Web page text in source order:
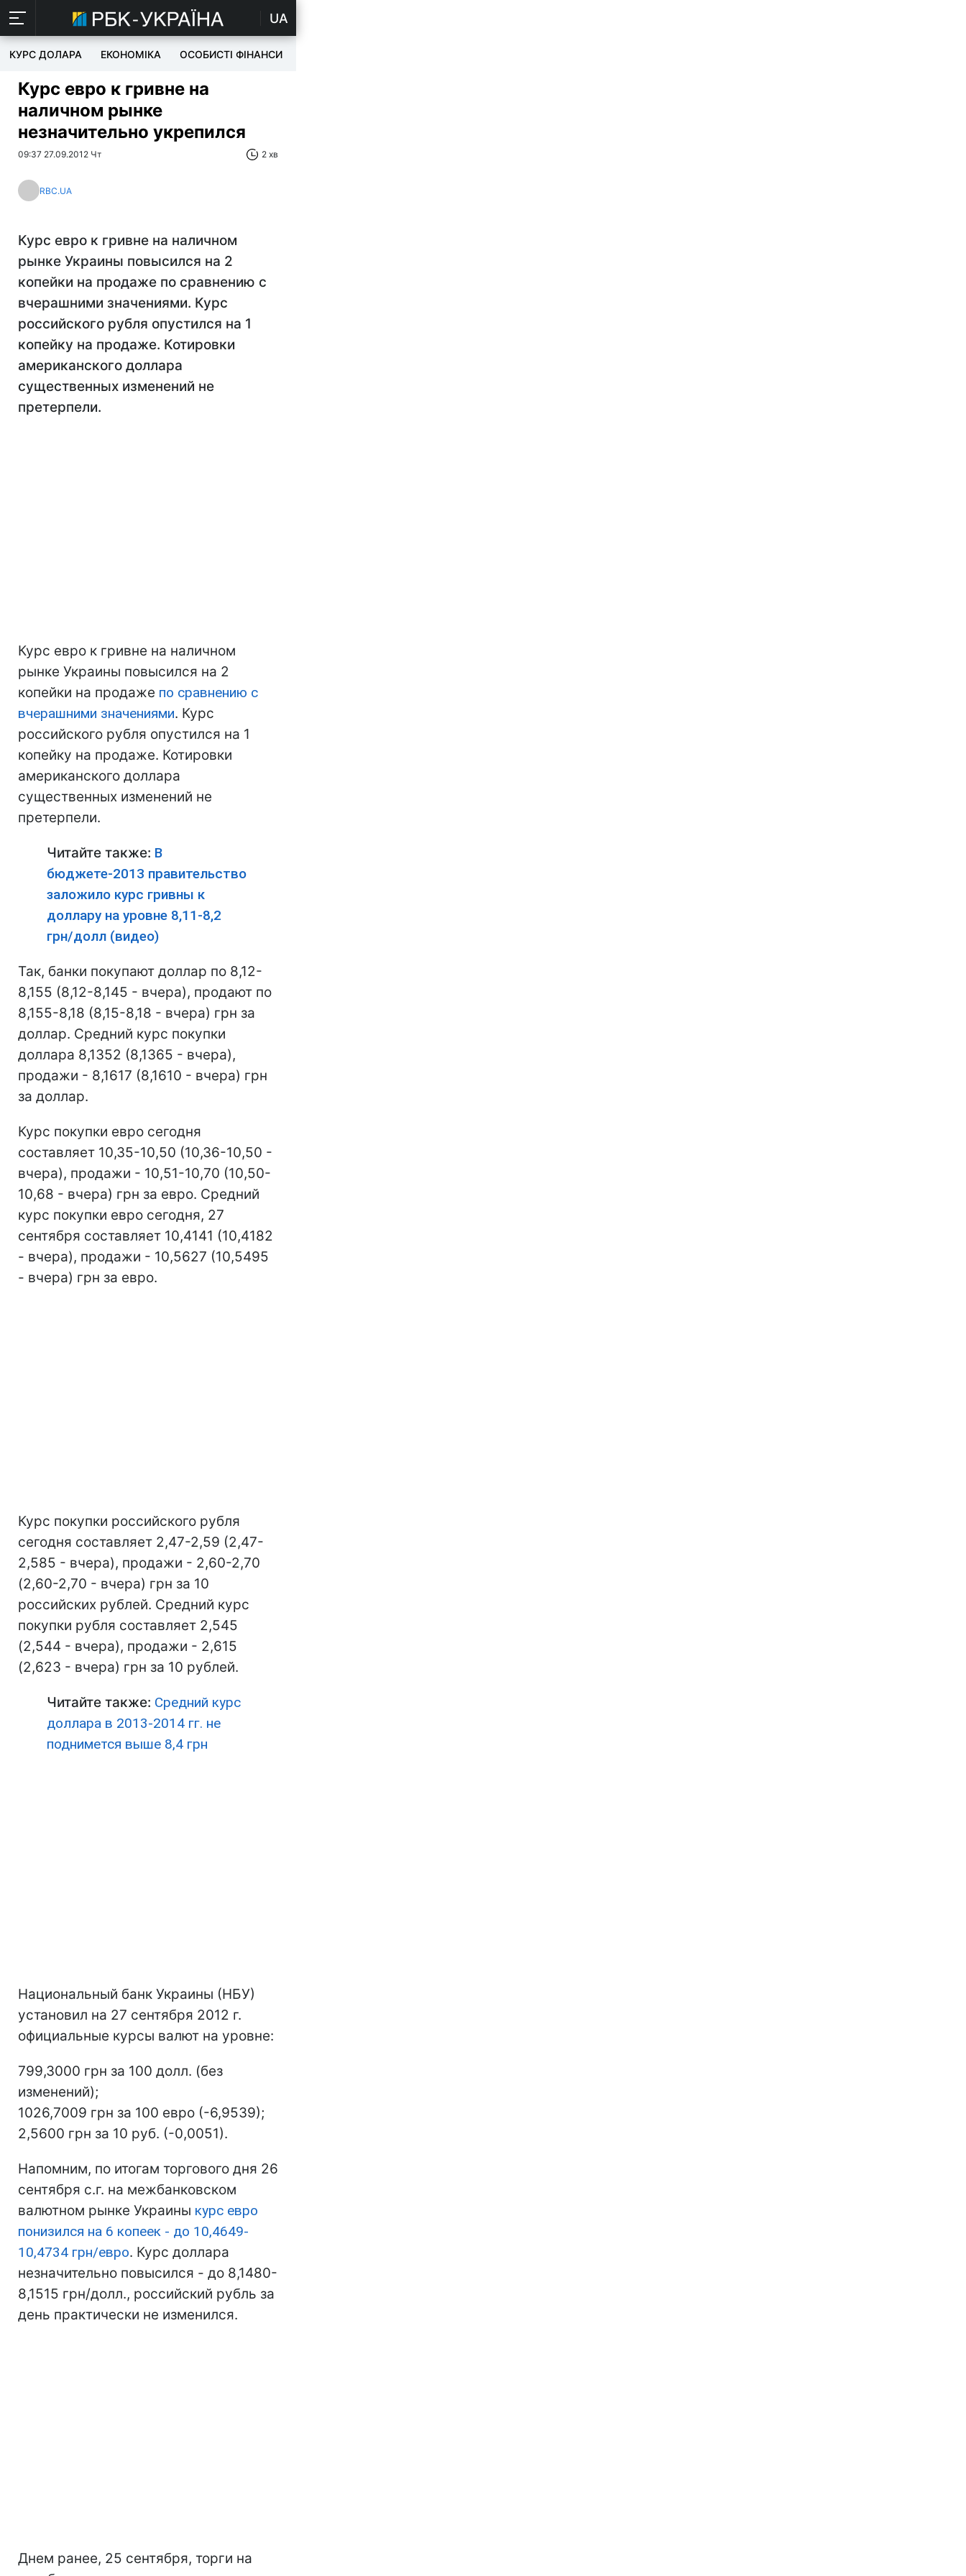
UA
КУРС ДОЛАРА ЕКОНОМІКА ОСОБИСТІ ФІНАНСИ
Курс евро к гривне на
наличном рынке
незначительно укрепился
09:37 27.09.2012 Чт 2 хв
RBC.UA
Курс евро к гривне на наличном
рынке Украины повысился на 2
копейки на продаже по сравнению с
вчерашними значениями. Курс
российского рубля опустился на 1
копейку на продаже. Котировки
американского доллара
существенных изменений не
претерпели.
Курс евро к гривне на наличном
рынке Украины повысился на 2
копейки на продаже по сравнению с
вчерашними значениями. Курс
российского рубля опустился на 1
копейку на продаже. Котировки
американского доллара
существенных изменений не
претерпели.
Читайте также: В
бюджете-2013 правительство
заложило курс гривны к
доллару на уровне 8,11-8,2
грн/долл (видео)
Так, банки покупают доллар по 8,12-
8,155 (8,12-8,145 - вчера), продают по
8,155-8,18 (8,15-8,18 - вчера) грн за
доллар. Средний курс покупки
доллара 8,1352 (8,1365 - вчера),
продажи - 8,1617 (8,1610 - вчера) грн
за доллар.
Курс покупки евро сегодня
составляет 10,35-10,50 (10,36-10,50 -
вчера), продажи - 10,51-10,70 (10,50-
10,68 - вчера) грн за евро. Средний
курс покупки евро сегодня, 27
сентября составляет 10,4141 (10,4182
- вчера), продажи - 10,5627 (10,5495
- вчера) грн за евро.
Курс покупки российского рубля
сегодня составляет 2,47-2,59 (2,47-
2,585 - вчера), продажи - 2,60-2,70
(2,60-2,70 - вчера) грн за 10
российских рублей. Средний курс
покупки рубля составляет 2,545
(2,544 - вчера), продажи - 2,615
(2,623 - вчера) грн за 10 рублей.
Читайте также: Средний курс
доллара в 2013-2014 гг. не
поднимется выше 8,4 грн
Национальный банк Украины (НБУ)
установил на 27 сентября 2012 г.
официальные курсы валют на уровне:
799,3000 грн за 100 долл. (без
изменений);
1026,7009 грн за 100 евро (-6,9539);
2,5600 грн за 10 руб. (-0,0051).
Напомним, по итогам торгового дня 26
сентября с.г. на межбанковском
валютном рынке Украины курс евро
понизился на 6 копеек - до 10,4649-
10,4734 грн/евро. Курс доллара
незначительно повысился - до 8,1480-
8,1515 грн/долл., российский рубль за
день практически не изменился.
Днем ранее, 25 сентября, торги на